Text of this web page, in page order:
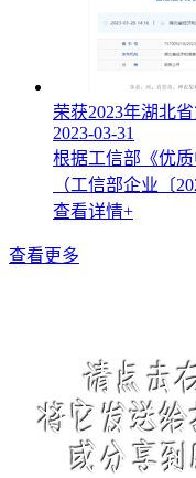
荣获2023年湖北
2023-03-31
根据工信部《优
（工信部企业〔
查看详情+
查看更多